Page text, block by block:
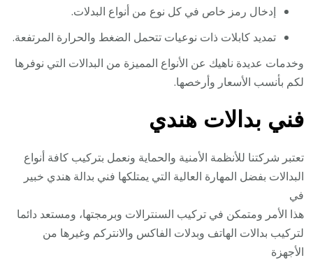
إدخال رمز خاص في كل نوع من أنواع البدلات.
تمديد كابلات ذات نوعيات تتحمل الضغط والحرارة المرتفعة.
وخدمات عديدة ناهيك عن الأنواع المميزة من البدالات التي نوفرها
لكم بأنسب الأسعار وأرخصها.
فني بدالات هندي
تعتبر شركتنا للأنظمة الأمنية والحماية ونعمل بتركيب كافة أنواع
البدالات بفضل المهارة العالية التي يمتلكها فني بدالة هندي خبير
في
هذا الأمر ومتمكن في تركيب السنترالات وبرمجتها، ومستعد دائما
لتركيب بدالات الهاتف وبدلات الفاكس والانتركم وغيرها من
الأجهزة